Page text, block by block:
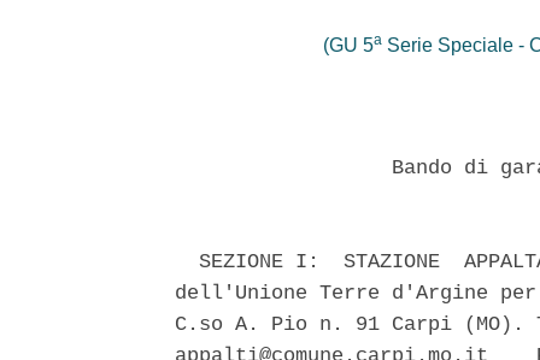
(GU 5aSerie Speciale -
Bando di
SEZIONE I:  STAZIONE
dell'Unione Terre d'Argine
C.so A. Pio n. 91 Carpi (MO).